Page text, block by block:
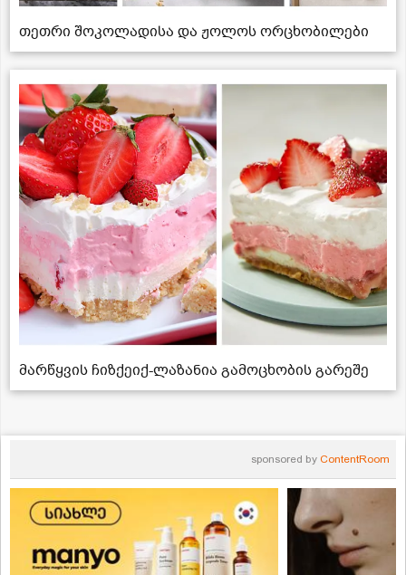
თეთრი შოკოლადისა და ჟოლოს ორცხობილები
მარწყვის ჩიზქეიქ-ლაზანია გამოცხობის გარეშე
sponsored by ContentRoom